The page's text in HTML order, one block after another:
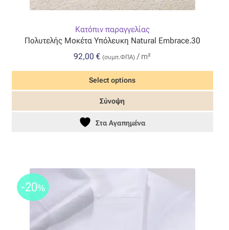
ΠΙΣΤΟΠΟΙΗΣΕΙΣ ΧΑΛΙΩΝ COLORE COLORI
Πληρωμές
Κατόπιν παραγγελίας
Πολυτελής Μοκέτα Υπόλευκη Natural Embrace.30
92,00€ (συμπ.ΦΠΑ) / m²
Select options
Σύνοψη
Στα Αγαπημένα
-20%